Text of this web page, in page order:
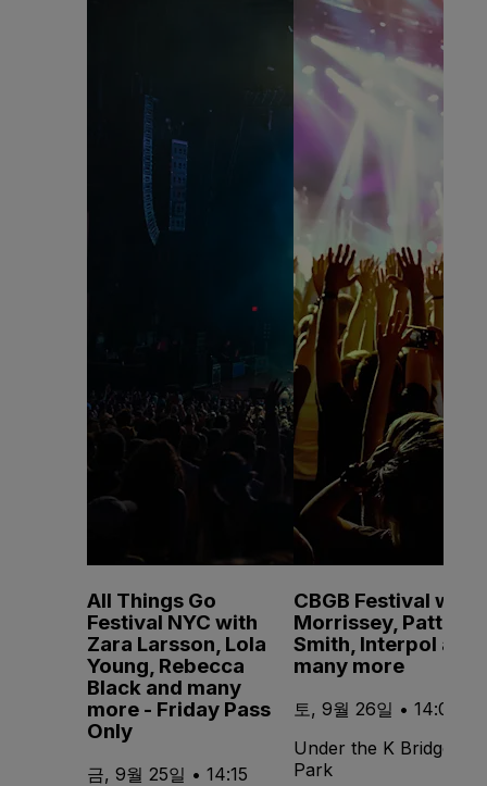
All Things Go
Festival NYC with
Zara Larsson, Lola
Young, Rebecca
Black and many
more - Friday Pass
Only
금, 9월 25일 • 14:15
CBGB Festival with
Morrissey, Patti
Smith, Interpol and
many more
토, 9월 26일 • 14:00
Under the K Bridge
Park